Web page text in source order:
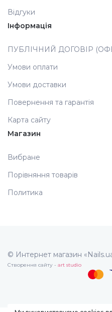
Відгуки
Інформація
ПУБЛІЧНИЙ ДОГОВІР
Умови оплати
Умови доставки
Повернення та гарантія
Карта сайту
Магазин
Вибране
Порівняння товарів
Политика
© Интернет магазин
Створення сайту - art studio